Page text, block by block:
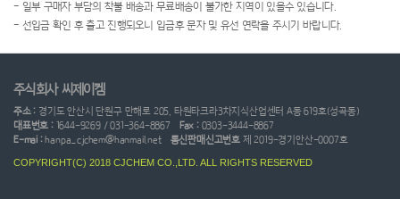
- 일부 구매자 부담의 착불 배송과 무료배송이 불가한 지역이 있을수 있습니다.
- 선입금 확인 후 출고 진행되오니 입금후 문자 및 유선 연락을 주시기 바랍니다.
주식회사 씨제이켐
주소 : 경기도 안산시 단원구 만해로 205, 타원타크라3차지식산업센터 A동 619호(성곡동)
대표번호 : 1644-9269 / 031-364-8867 Fax : 0303-3444-8867
E-mai :hanpa_cjchem@hanmail.net 통신판매신고번호 제 2019-경기안산-0007호
COPYRIGHT(C) 2018 CJCHEM CO.,LTD. ALL RIGHTS RESERVED